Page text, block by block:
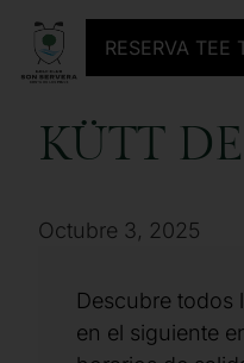
RESERVA TEE
KÜTT
Octubre 3, 2025
Descubre todos
en el siguiente